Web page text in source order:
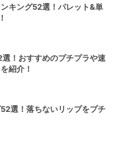
キング52選！パレット&単
！おすすめのプチプラや速
紹介！
選！落ちないリップをプチ